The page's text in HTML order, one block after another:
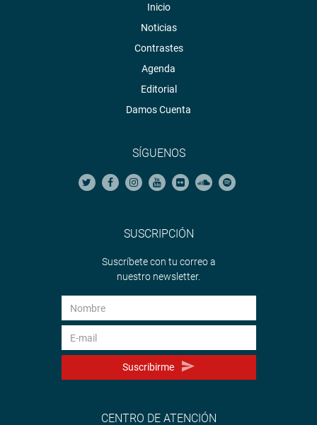
Inicio
Noticias
Contrastes
Agenda
Editorial
Damos Cuenta
SÍGUENOS
SUSCRIPCIÓN
Suscríbete con tu correo a
nuestro newsletter.
Suscribirme
CENTRO DE ATENCIÓN